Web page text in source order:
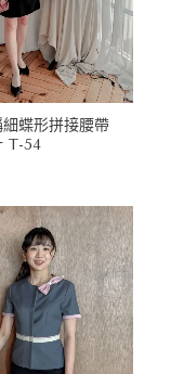
細蝶形拼接腰帶
T-54